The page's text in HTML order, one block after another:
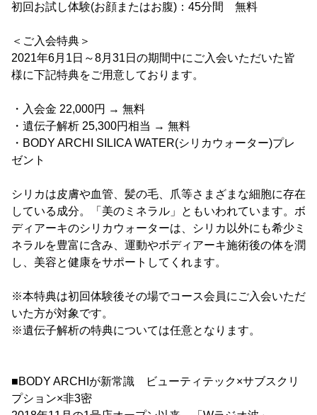
初回お試し体験(お顔またはお腹)：45分間 無料
＜ご入会特典＞
2021年6月1日～8月31日の期間中にご入会いただいた皆
様に下記特典をご用意しております。
・入会金 22,000円 → 無料
・遺伝子解析 25,300円相当 → 無料
・BODY ARCHI SILICA WATER(シリカウォーター)プレ
ゼント
シリカは皮膚や血管、髪の毛、爪等さまざまな細胞に存在
している成分。「美のミネラル」ともいわれています。ボ
ディアーキのシリカウォーターは、シリカ以外にも希少ミ
ネラルを豊富に含み、運動やボディアーキ施術後の体を潤
し、美容と健康をサポートしてくれます。
※本特典は初回体験後その場でコース会員にご入会いただ
いた方が対象です。
※遺伝子解析の特典については任意となります。
■BODY ARCHIが新常識 ビューティテック×サブスクリ
プション×非3密